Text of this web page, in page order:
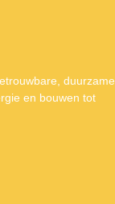
duurzame
en bouwen tot